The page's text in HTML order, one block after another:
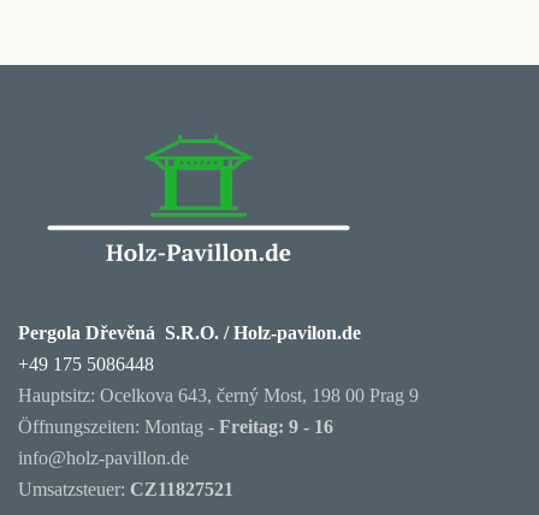
Pergola Dřevěná S.R.O. / Holz-pavilon.de
+49 175 5086448
Hauptsitz: Ocelkova 643, černý Most, 198 00 Prag 9
Öffnungszeiten: Montag - Freitag: 9 - 16
info@holz-pavillon.de
Umsatzsteuer: CZ11827521